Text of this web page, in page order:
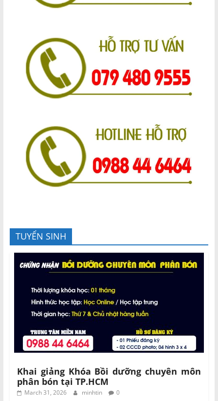
TUYỂN SINH
Khai giảng Khóa Bồi dưỡng chuyên môn
phân bón tại TP.HCM
March 31, 2026 minhtin 0